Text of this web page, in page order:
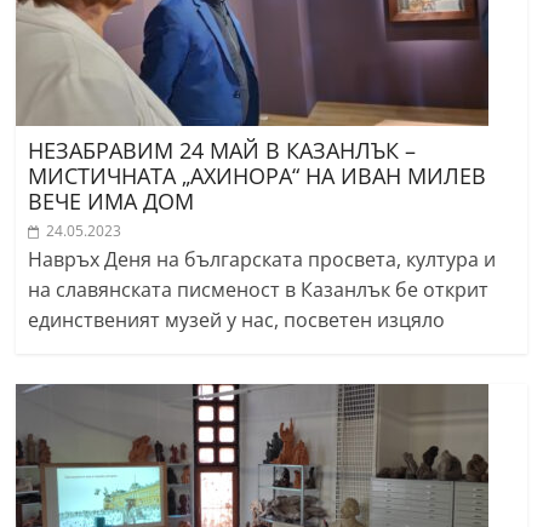
НЕЗАБРАВИМ 24 МАЙ В КАЗАНЛЪК –
МИСТИЧНАТА „АХИНОРА“ НА ИВАН МИЛЕВ
ВЕЧЕ ИМА ДОМ
24.05.2023
Навръх Деня на българската просвета, култура и
на славянската писменост в Казанлък бе открит
единственият музей у нас, посветен изцяло